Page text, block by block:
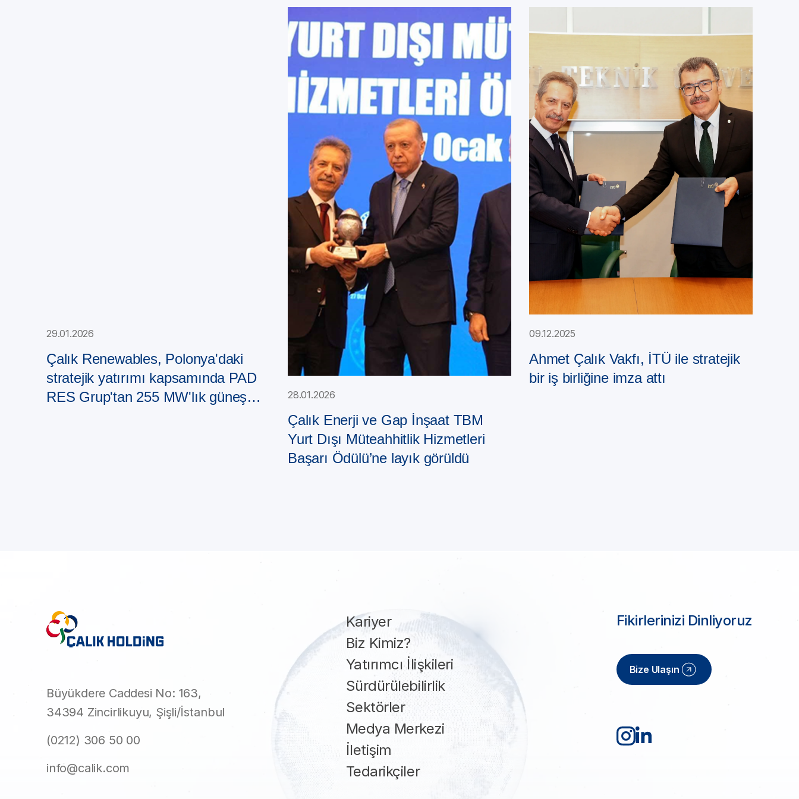
29.01.2026
Çalık Renewables, Polonya'daki
stratejik yatırımı kapsamında PAD
RES Grup'tan 255 MW'lık güneş
28.01.2026
Çalık Enerji ve Gap İnşaat TBM
Yurt Dışı Müteahhitlik Hizmetleri
Başarı Ödülü’ne layık görüldü
09.12.2025
Ahmet Çalık Vakfı, İTÜ ile stratejik
bir iş birliğine imza attı
Büyükdere Caddesi No: 163,
34394 Zincirlikuyu, Şişli/İstanbul
(0212) 306 50 00
info@calik.com
Kariyer
Biz Kimiz?
Yatırımcı İlişkileri
Sürdürülebilirlik
Sektörler
Medya Merkezi
İletişim
Tedarikçiler
Fikirlerinizi Dinliyoruz
Bize Ulaşın